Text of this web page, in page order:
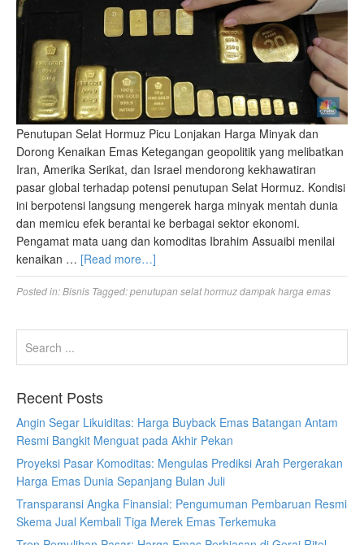
Penutupan Selat Hormuz Picu Lonjakan Harga Minyak dan
Dorong Kenaikan Emas Ketegangan geopolitik yang melibatkan
Iran, Amerika Serikat, dan Israel mendorong kekhawatiran
pasar global terhadap potensi penutupan Selat Hormuz. Kondisi
ini berpotensi langsung mengerek harga minyak mentah dunia
dan memicu efek berantai ke berbagai sektor ekonomi.
Pengamat mata uang dan komoditas Ibrahim Assuaibi menilai
kenaikan … [Read more…]
Posted in:Bisnis Tagged:penutupan selat hormuz dampak harga emas
Recent Posts
Angin Segar Likuiditas: Harga Buyback Emas Batangan Antam
Resmi Bangkit Menguat pada Akhir Pekan
Proyeksi Pasar Komoditas: Mengulas Prediksi Arah Pergerakan
Harga Emas Dunia Sepanjang Bulan Juli
Transparansi Angka Finansial: Pengumuman Pembaruan Resmi
Skema Jual Kembali Tiga Merek Emas Terkemuka